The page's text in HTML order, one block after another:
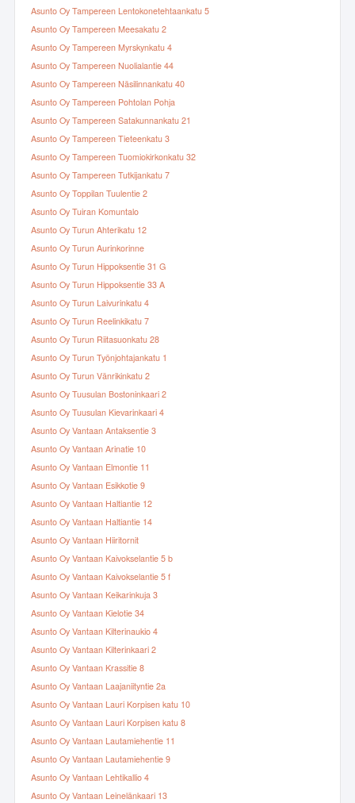
Asunto Oy Tampereen Lentokonetehtaankatu 5
Asunto Oy Tampereen Meesakatu 2
Asunto Oy Tampereen Myrskynkatu 4
Asunto Oy Tampereen Nuolialantie 44
Asunto Oy Tampereen Näsilinnankatu 40
Asunto Oy Tampereen Pohtolan Pohja
Asunto Oy Tampereen Satakunnankatu 21
Asunto Oy Tampereen Tieteenkatu 3
Asunto Oy Tampereen Tuomiokirkonkatu 32
Asunto Oy Tampereen Tutkijankatu 7
Asunto Oy Toppilan Tuulentie 2
Asunto Oy Tuiran Komuntalo
Asunto Oy Turun Ahterikatu 12
Asunto Oy Turun Aurinkorinne
Asunto Oy Turun Hippoksentie 31 G
Asunto Oy Turun Hippoksentie 33 A
Asunto Oy Turun Laivurinkatu 4
Asunto Oy Turun Reelinkikatu 7
Asunto Oy Turun Riitasuonkatu 28
Asunto Oy Turun Työnjohtajankatu 1
Asunto Oy Turun Vänrikinkatu 2
Asunto Oy Tuusulan Bostoninkaari 2
Asunto Oy Tuusulan Kievarinkaari 4
Asunto Oy Vantaan Antaksentie 3
Asunto Oy Vantaan Arinatie 10
Asunto Oy Vantaan Elmontie 11
Asunto Oy Vantaan Esikkotie 9
Asunto Oy Vantaan Haltiantie 12
Asunto Oy Vantaan Haltiantie 14
Asunto Oy Vantaan Hiiritornit
Asunto Oy Vantaan Kaivokselantie 5 b
Asunto Oy Vantaan Kaivokselantie 5 f
Asunto Oy Vantaan Keikarinkuja 3
Asunto Oy Vantaan Kielotie 34
Asunto Oy Vantaan Kilterinaukio 4
Asunto Oy Vantaan Kilterinkaari 2
Asunto Oy Vantaan Krassitie 8
Asunto Oy Vantaan Laajaniityntie 2a
Asunto Oy Vantaan Lauri Korpisen katu 10
Asunto Oy Vantaan Lauri Korpisen katu 8
Asunto Oy Vantaan Lautamiehentie 11
Asunto Oy Vantaan Lautamiehentie 9
Asunto Oy Vantaan Lehtikallio 4
Asunto Oy Vantaan Leinelänkaari 13